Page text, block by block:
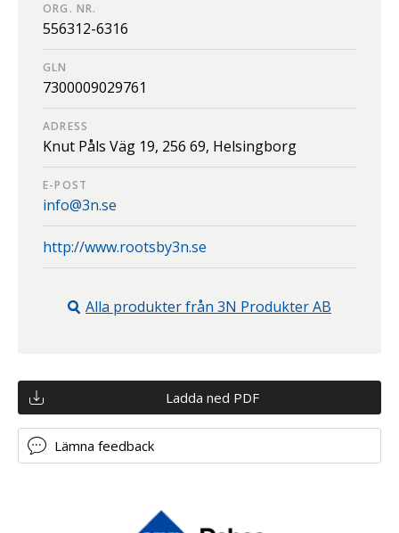
ORG. NR.
556312-6316
GLN
7300009029761
ADRESS
Knut Påls Väg 19, 256 69, Helsingborg
E-POST
info@3n.se
http://www.rootsby3n.se
Alla produkter från 3N Produkter AB
Ladda ned PDF
Lämna feedback